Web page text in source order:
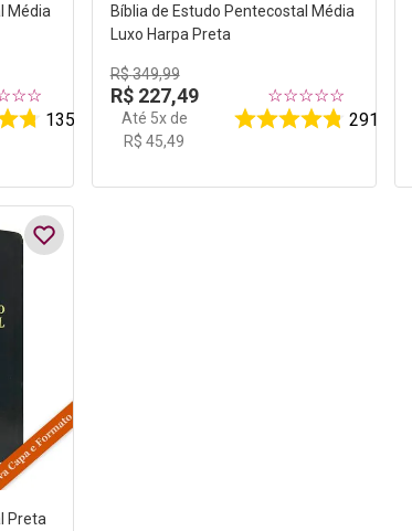
☆☆
135
Bíblia de Estudo Pentecostal Média
Luxo Harpa Preta
R$349,99
R$ 227,49
Até 5x de
R$ 45,49
☆☆☆☆☆
291
Preta